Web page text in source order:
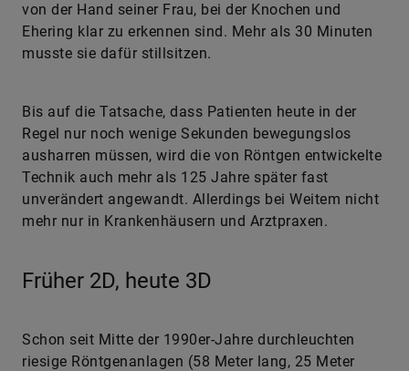
von der Hand seiner Frau, bei der Knochen und
Ehering klar zu erkennen sind. Mehr als 30 Minuten
musste sie dafür stillsitzen.
Bis auf die Tatsache, dass Patienten heute in der
Regel nur noch wenige Sekunden bewegungslos
ausharren müssen, wird die von Röntgen entwickelte
Technik auch mehr als 125 Jahre später fast
unverändert angewandt. Allerdings bei Weitem nicht
mehr nur in Krankenhäusern und Arztpraxen.
Früher 2D, heute 3D
Schon seit Mitte der 1990er-Jahre durchleuchten
riesige Röntgenanlagen (58 Meter lang, 25 Meter